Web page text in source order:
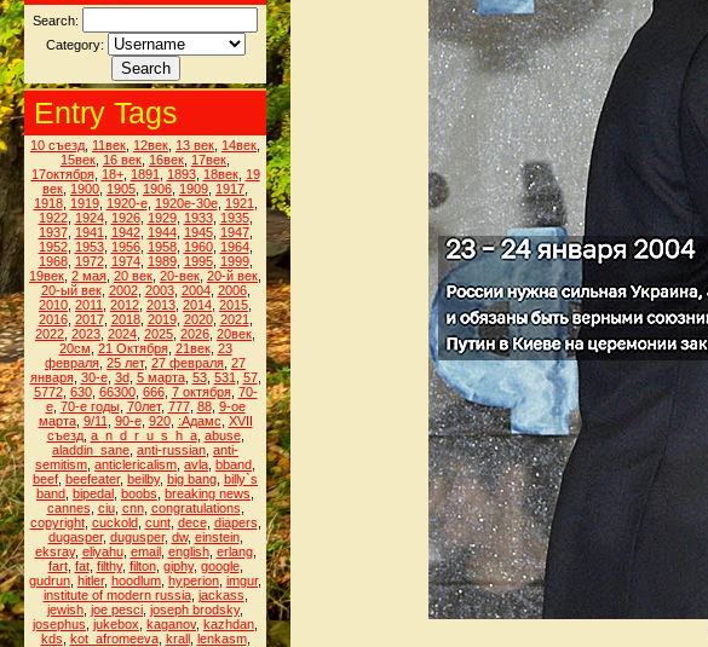
Search:
Category:
Entry Tags
10 съезд 11век 12век 13 век 14век
15век 16 век 16век 17век
17октября, 18+, 1891 1893, 18век, 19
век 1900 1905 1906 1909 1917
1918, 1919, 1920-е, 1920е-30е, 1921
1922, 1924, 1926, 1929, 1933, 1935,
1937, 1941 1942, 1944, 1945, 1947,
1952, 1953, 1956, 1958, 1960, 1964,
1968, 1972, 1974, 1989, 1995, 1999,
19век 2 мая 20 век 20-век 20-й век
20-ый век, 2002, 2003, 2004, 2006,
2010 2011 2012 2013 2014 2015
2016, 2017, 2018, 2019, 2020, 2021
2022 2023 2024 2025 2026 20век
20см 21 Октября, 21век, 23
февраля 25 лет, 27 февраля 27
января, 30-е, 3d, 5 марта, 53, 531 57,
5772, 630, 66300, 666, 7 октября, 70-
е, 70-е годы, 70лет, 777, 88, 9-ое
марта, 9/11 90-е, 920, :Адамс XVII
съезд, a_n_d_r_u_s_h_a, abuse,
aladdin_sane anti-russian anti-
semitism anticlericalism avla bband
beef beefeater, beilby, big bang billy`s
band bipedal boobs breaking news
cannes ciu, cnn, congratulations
copyright, cuckold, cunt, dece, diapers
dugasper, dugusper, dw, einstein,
eksray, eliyahu, email, english, erlang,
fart, fat, filthy, filton, giphy, google,
gudrun hitler, hoodlum hyperion imgur,
institute of modern russia, jackass
jewish joe pesci joseph brodsky,
josephus jukebox kaganov, kazhdan
kds kot_afromeeva, krall, lenkasm,